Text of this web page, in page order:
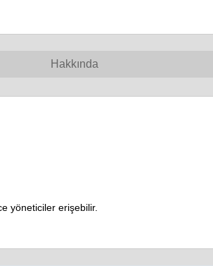
Hakkında
yöneticiler erişebilir.